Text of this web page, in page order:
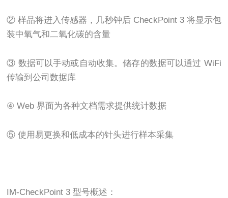
② 样品将进入传感器，几秒钟后 CheckPoint 3 将显示包
装中氧气和二氧化碳的含量
③ 数据可以手动或自动收集。储存的数据可以通过 WiFi
传输到公司数据库
④ Web 界面为各种文档需求提供统计数据
⑤ 使用易更换和低成本的针头进行样本采集
IM-CheckPoint 3 型号概述：